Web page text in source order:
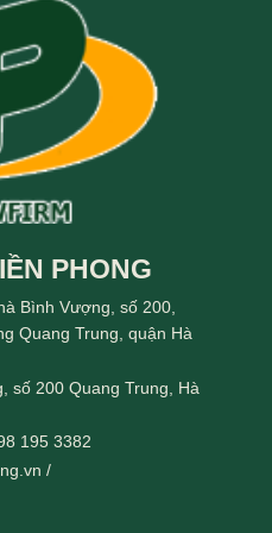
PHONG
Bình Vượng, số 200,
Quang Trung, quận Hà
số 200 Quang Trung, Hà
195 3382
/